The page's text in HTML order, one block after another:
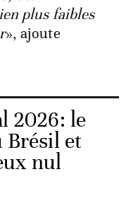
plus faibles
», ajoute
2026: le
Brésil et
nul